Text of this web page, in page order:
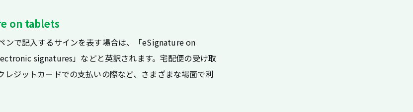
on tablets
ンで記入するサインを表す場合は、「eSignature on
signatures」などと英訳されます。宅配便の受け取
レジットカードでの支払いの際など、さまざまな場面で利